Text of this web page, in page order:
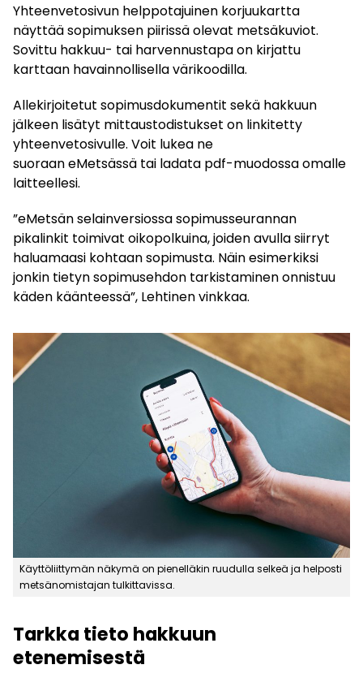
Yhteenvetosivun helppotajuinen korjuukartta
näyttää sopimuksen piirissä olevat metsäkuviot.
Sovittu hakkuu- tai harvennustapa on kirjattu
karttaan havainnollisella värikoodilla.
Allekirjoitetut sopimusdokumentit sekä hakkuun
jälkeen lisätyt mittaustodistukset on linkitetty
yhteenvetosivulle. Voit lukea ne
suoraan eMetsässä tai ladata pdf-muodossa omalle
laitteellesi.
”eMetsän selainversiossa sopimusseurannan
pikalinkit toimivat oikopolkuina, joiden avulla siirryt
haluamaasi kohtaan sopimusta. Näin esimerkiksi
jonkin tietyn sopimusehdon tarkistaminen onnistuu
käden käänteessä”, Lehtinen vinkkaa.
Käyttöliittymän näkymä on pienelläkin ruudulla selkeä ja helposti
metsänomistajan tulkittavissa.
Tarkka tieto hakkuun
etenemisestä